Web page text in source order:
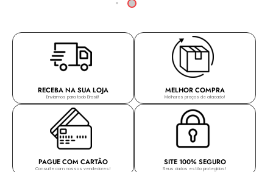
RECEBA NA SUA LOJA
Enviamos para todo Brasil!
MELHOR COMPRA
Melhores preços de atacado!
PAGUE COM CARTÃO
Consulte com nossos vendedores!
SITE 100% SEGURO
Seus dados estão protegidos!